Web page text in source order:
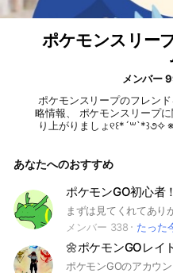
ポケモンスリー
メンバー
ポケモンスリープのフレンド
略情報、 ポケモンスリープに関する雑
り上がりましょ୧꒰*´꒳`*꒱૭✧ ※入室後はアナウンスをご確認く
あなたへのおすすめ
ポケモンGO初心者！
メンバー 338
たった
🌼ポケモンGOレイ